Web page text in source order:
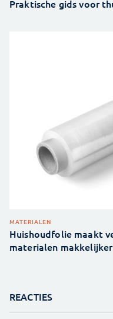
Praktische gids voor
MATERIALEN
Huishoudfolie maakt
materialen makkelijker
REACTIES